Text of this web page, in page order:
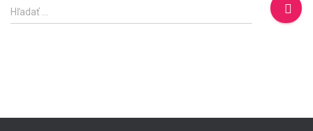
H
ľ
Hľadať …